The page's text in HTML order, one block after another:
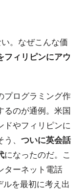
。なぜこんな価
フィリピンにアウ
プログラミング作
るのが通例。米国
ドやフィリピンに
、 ついに英会話
になったのだ。こ
ターネット電話
を最初に考え出